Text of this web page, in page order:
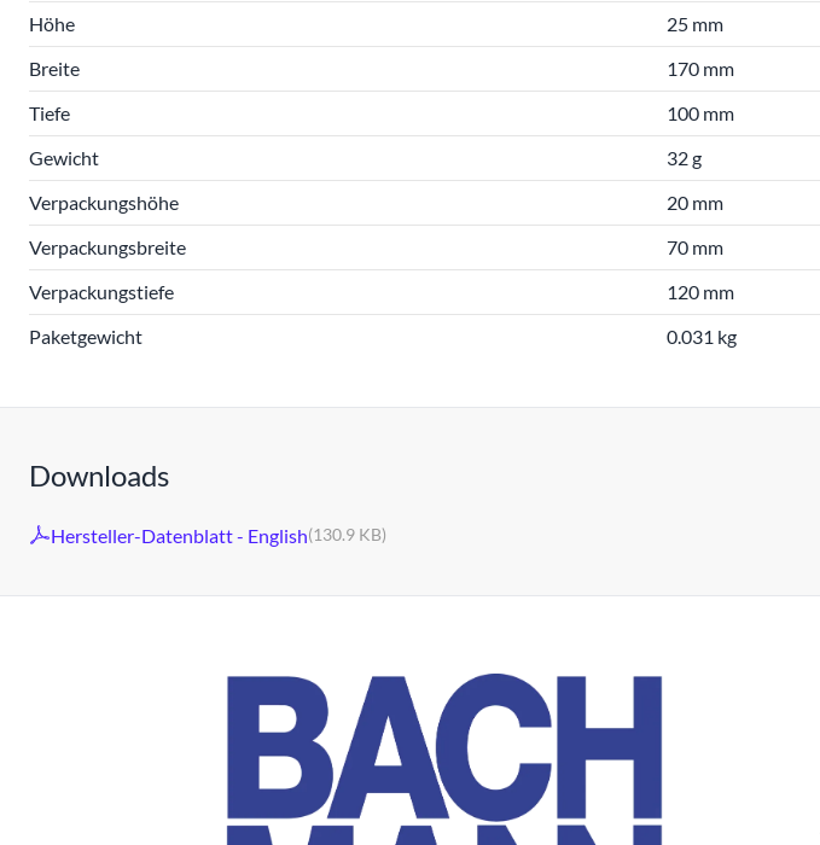
Höhe
25 mm
Breite
170 mm
Tiefe
100 mm
Gewicht
32 g
Verpackungshöhe
20 mm
Verpackungsbreite
70 mm
Verpackungstiefe
120 mm
Paketgewicht
0.031 kg
Downloads
Hersteller-Datenblatt - English(130.9 KB)